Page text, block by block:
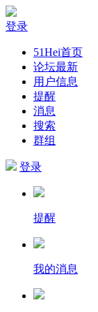
登录
51Hei首页
论坛最新
用户信息
提醒
消息
搜索
群组
登录
提醒
我的消息